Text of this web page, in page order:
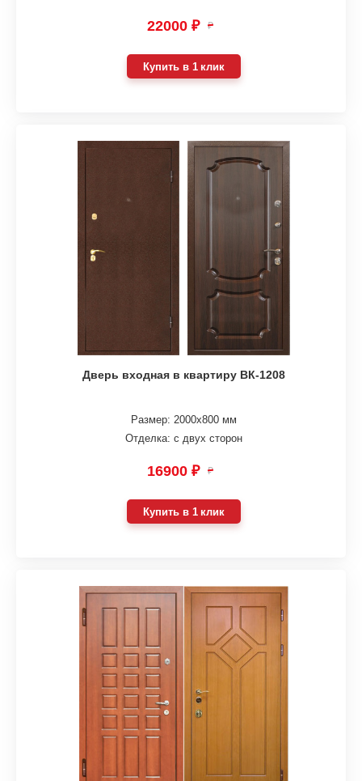
22000 ₽ ₽
Купить в 1 клик
Дверь входная в квартиру ВК-1208
Размер: 2000х800 мм
Отделка: с двух сторон
16900 ₽ ₽
Купить в 1 клик